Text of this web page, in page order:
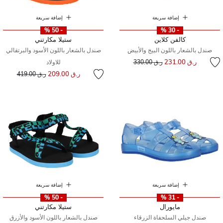
إضافة سريعة
- 30 %
كالفن كلاين
صندل بالشعار باللون البيج والأبيض
ر.ق 231.00 سعر مخفض منر.ق 330.00
إضافة سريعة
- 50 %
ستيلا مكارتني
صندل بالشعار باللون الأسود والبرتقالي
للاولاد
ر.ق 209.00 سعر مخفض من
ر.ق 419.00 إلى
إضافة سريعة
- 31 %
مايورال
صندل جيلي السلحفاة الزرقاء
إضافة سريعة
- 50 %
ستيلا مكارتني
صندل بالشعار باللون الأسود والأزرق